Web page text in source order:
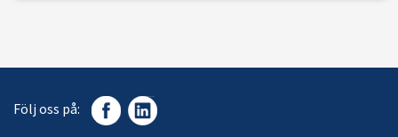
Följ oss på: